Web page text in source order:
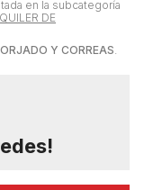
en la subcategoría
DE
Y CORREAS.